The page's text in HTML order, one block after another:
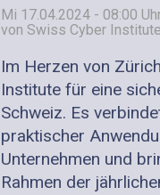
Mi 17.04.2024 - 08:00
von Swiss Cyber Institute
Im Herzen von
Institute für eine
Schweiz. Es
praktischer
Unternehmen und
Rahmen der